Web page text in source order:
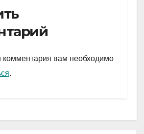
er
s
A
p
и
комментария вам необходимо
.